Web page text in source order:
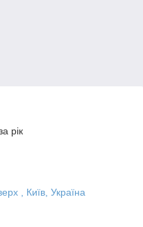
рік
, Київ, Україна